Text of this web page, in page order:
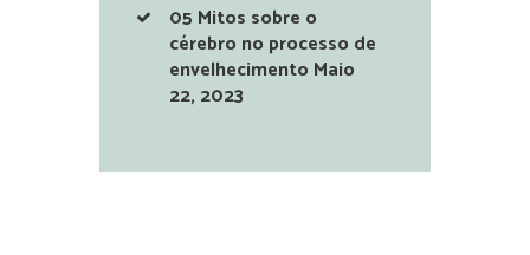
05 Mitos sobre o
cérebro no processo de
envelhecimento Maio
22, 2023